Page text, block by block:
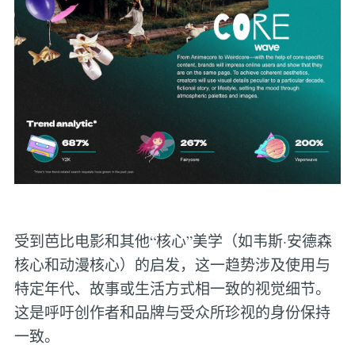
受到芭比电影和其他“核心”美学（如韦斯·安德森
核心和动漫核心）的启发，这一趋势涉及使用与
特定年代、故事或生活方式相一致的视觉细节。
这是呼吁创作者和品牌与受众所珍视的身份保持
一致。